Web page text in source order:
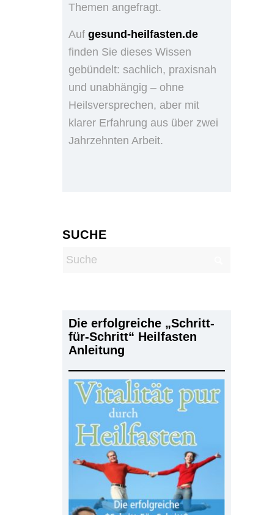
Themen angefragt.
Aufgesund-heilfasten.de
finden Sie dieses Wissen
gebündelt: sachlich, praxisnah
und unabhängig – ohne
Heilsversprechen, aber mit
klarer Erfahrung aus über zwei
Jahrzehnten Arbeit.
SUCHE
Die erfolgreiche „Schritt-
für-Schritt“ Heilfasten
Anleitung